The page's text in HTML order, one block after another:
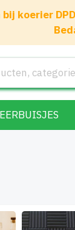
koerier